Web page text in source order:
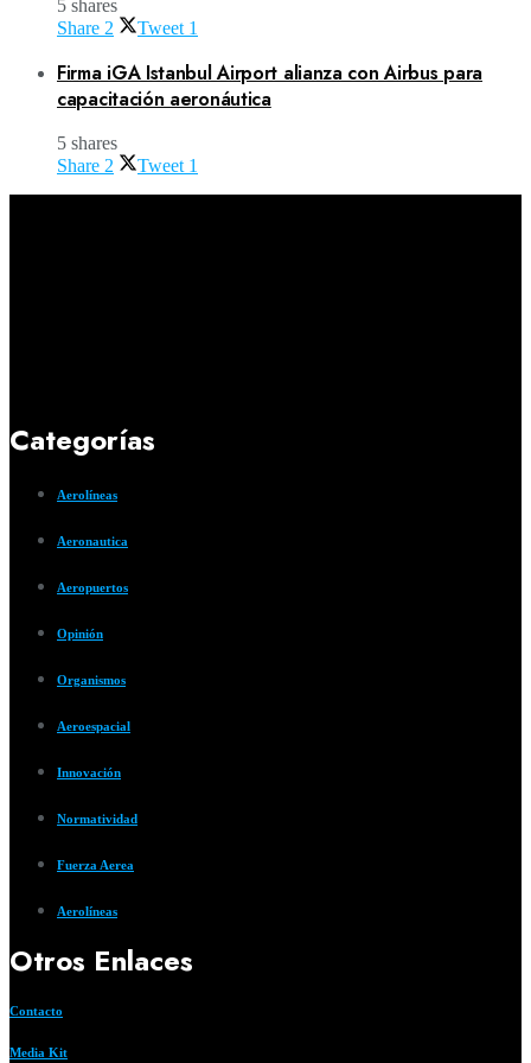
5 shares
Share 2 Tweet 1
Firma iGA Istanbul Airport alianza con Airbus para
capacitación aeronáutica
5 shares
Share 2 Tweet 1
Categorías
Aerolíneas
Aeronautica
Aeropuertos
Opinión
Organismos
Aeroespacial
Innovación
Normatividad
Fuerza Aerea
Aerolíneas
Otros Enlaces
Contacto
Media Kit